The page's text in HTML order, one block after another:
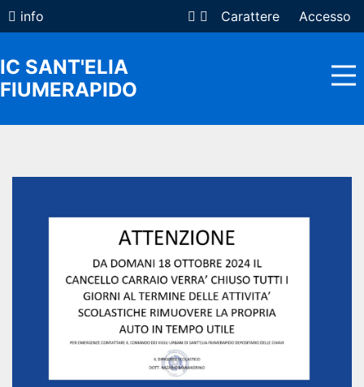
info Carattere Accesso
IC SANT'ELIA
FIUMERAPIDO
DOCENTI E ATA
COMUNICAZIONI
OFFERTA FORMATIVA